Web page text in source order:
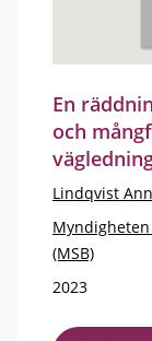
En
och
Lindqvist
(MSB)
2023